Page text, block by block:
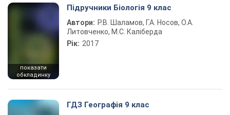
показати
обкладинку
Підручники Біологія 9 клас
Автори: Р.В. Шаламов, Г.А. Носов, О.А.
Литовченко, М.С. Каліберда
Рік: 2017
ГДЗ Географія 9 клас